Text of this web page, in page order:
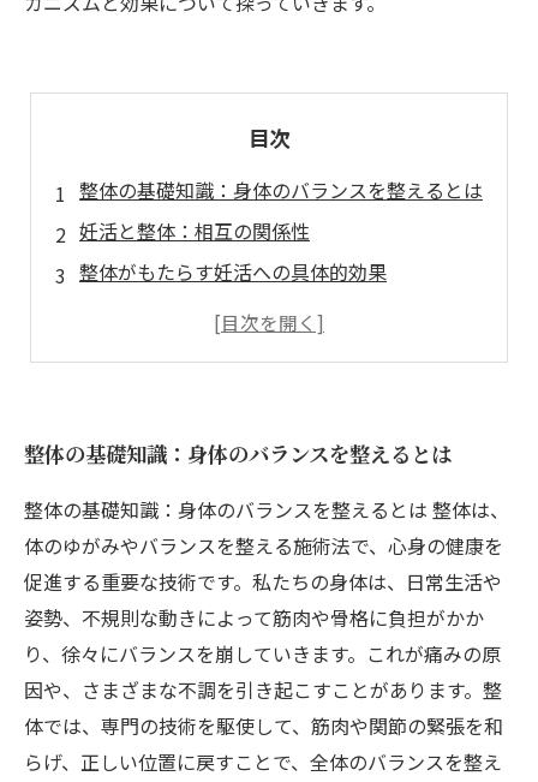
目次
整体の基礎知識：身体のバランスを整えるとは
妊活と整体：相互の関係性
整体がもたらす妊活への具体的効果
施術を受ける際の注意点とポイント
整体の基礎知識：身体のバランスを整えるとは
整体の基礎知識：身体のバランスを整えるとは 整体は、
体のゆがみやバランスを整える施術法で、心身の健康を
促進する重要な技術です。私たちの身体は、日常生活や
姿勢、不規則な動きによって筋肉や骨格に負担がかか
り、徐々にバランスを崩していきます。これが痛みの原
因や、さまざまな不調を引き起こすことがあります。整
体では、専門の技術を駆使して、筋肉や関節の緊張を和
らげ、正しい位置に戻すことで、全体のバランスを整え